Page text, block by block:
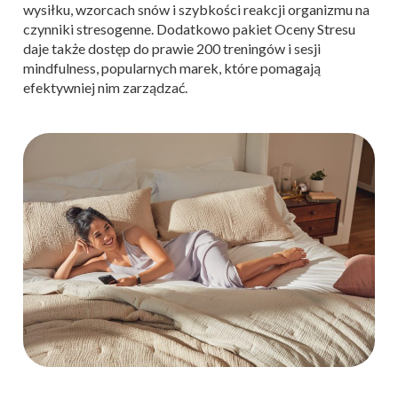
wysiłku, wzorcach snów i szybkości reakcji organizmu na
czynniki stresogenne. Dodatkowo pakiet Oceny Stresu
daje także dostęp do prawie 200 treningów i sesji
mindfulness, popularnych marek, które pomagają
efektywniej nim zarządzać.